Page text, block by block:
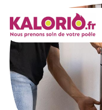
Se rendre au contenu